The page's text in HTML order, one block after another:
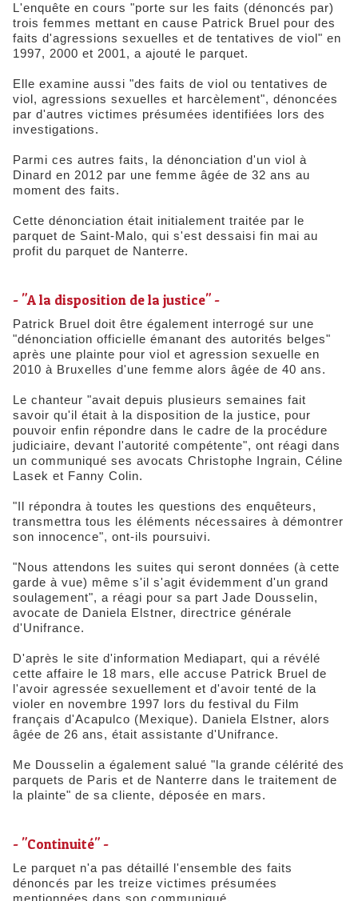
L'enquête en cours "porte sur les faits (dénoncés par)
trois femmes mettant en cause Patrick Bruel pour des
faits d'agressions sexuelles et de tentatives de viol" en
1997, 2000 et 2001, a ajouté le parquet.
Elle examine aussi "des faits de viol ou tentatives de
viol, agressions sexuelles et harcèlement", dénoncées
par d'autres victimes présumées identifiées lors des
investigations.
Parmi ces autres faits, la dénonciation d'un viol à
Dinard en 2012 par une femme âgée de 32 ans au
moment des faits.
Cette dénonciation était initialement traitée par le
parquet de Saint-Malo, qui s'est dessaisi fin mai au
profit du parquet de Nanterre.
​- "A la disposition de la justice" -
Patrick Bruel doit être également interrogé sur une
"dénonciation officielle émanant des autorités belges"
après une plainte pour viol et agression sexuelle en
2010 à Bruxelles d'une femme alors âgée de 40 ans.
Le chanteur "avait depuis plusieurs semaines fait
savoir qu'il était à la disposition de la justice, pour
pouvoir enfin répondre dans le cadre de la procédure
judiciaire, devant l'autorité compétente", ont réagi dans
un communiqué ses avocats Christophe Ingrain, Céline
Lasek et Fanny Colin.
"Il répondra à toutes les questions des enquêteurs,
transmettra tous les éléments nécessaires à démontrer
son innocence", ont-ils poursuivi.
"Nous attendons les suites qui seront données (à cette
garde à vue) même s'il s'agit évidemment d'un grand
soulagement", a réagi pour sa part Jade Dousselin,
avocate de Daniela Elstner, directrice générale
d'Unifrance.
D'après le site d'information Mediapart, qui a révélé
cette affaire le 18 mars, elle accuse Patrick Bruel de
l'avoir agressée sexuellement et d'avoir tenté de la
violer en novembre 1997 lors du festival du Film
français d'Acapulco (Mexique). Daniela Elstner, alors
âgée de 26 ans, était assistante d'Unifrance.
Me Dousselin a également salué "la grande célérité des
parquets de Paris et de Nanterre dans le traitement de
la plainte" de sa cliente, déposée en mars.
- "Continuité" -
Le parquet n'a pas détaillé l'ensemble des faits
dénoncés par les treize victimes présumées